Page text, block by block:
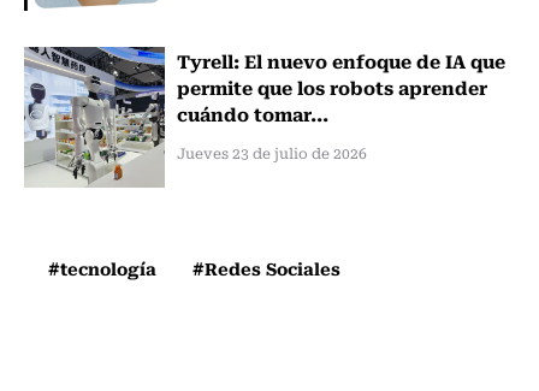
Tyrell: El nuevo enfoque de IA que
permite que los robots aprender
cuándo tomar...
Jueves 23 de julio de 2026
#tecnología #Redes Sociales